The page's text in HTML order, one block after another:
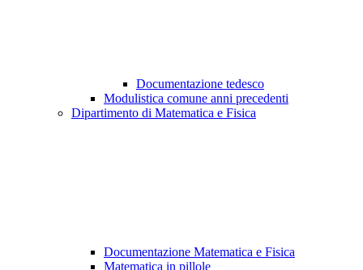
Documentazione tedesco
Modulistica comune anni precedenti
Dipartimento di Matematica e Fisica
Documentazione Matematica e Fisica
Matematica in pillole